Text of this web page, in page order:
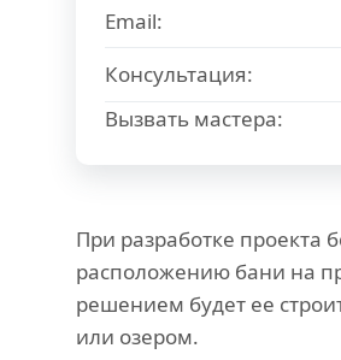
Email:
Консультация:
Вызвать мастера:
При разработке
расположению бани на
решением будет ее
или озером.